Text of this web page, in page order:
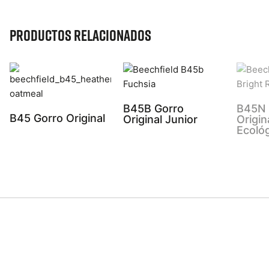
Productos relacionados
B45 Gorro Original
B45B Gorro
Original Junior
B45N